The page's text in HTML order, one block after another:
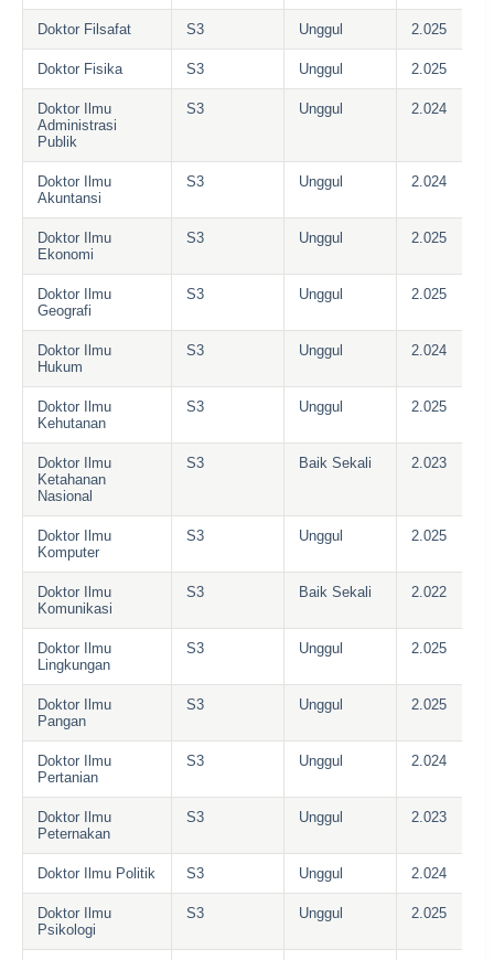
Doktor Filsafat S3 Unggul 2.025
Doktor Fisika S3 Unggul 2.025
Doktor Ilmu
Administrasi
Publik
S3 Unggul 2.024
Doktor Ilmu
Akuntansi
S3 Unggul 2.024
Doktor Ilmu
Ekonomi
S3 Unggul 2.025
Doktor Ilmu
Geografi
S3 Unggul 2.025
Doktor Ilmu
Hukum
S3 Unggul 2.024
Doktor Ilmu
Kehutanan
S3 Unggul 2.025
Doktor Ilmu
Ketahanan
Nasional
S3 Baik Sekali 2.023
Doktor Ilmu
Komputer
S3 Unggul 2.025
Doktor Ilmu
Komunikasi
S3 Baik Sekali 2.022
Doktor Ilmu
Lingkungan
S3 Unggul 2.025
Doktor Ilmu
Pangan
S3 Unggul 2.025
Doktor Ilmu
Pertanian
S3 Unggul 2.024
Doktor Ilmu
Peternakan
S3 Unggul 2.023
Doktor Ilmu Politik S3 Unggul 2.024
Doktor Ilmu
Psikologi
S3 Unggul 2.025